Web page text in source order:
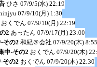
ひさ 07/9/5(水) 22:19
07/9/10(月) 1:30
おくでん 07/9/10(月) 22:19
2 あったん 07/9/17(月) 23:00
その2 和紀＠会社 07/9/20(木) 8:55
中-その2 おくでん 07/9/20(木)
その2 おくでん 07/9/20(木) 22:30